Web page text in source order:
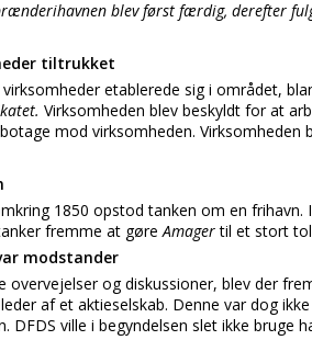
blev først færdig, derefter
tiltrukket
virksomheder etablerede sig i området,
Virksomheden blev beskyldt for at
mod virksomheden.
1850 opstod tanken om en
fremme at gøreAmagertil et stort
modstander
overvejelser og diskussioner, blev der
af et aktieselskab. Denne var dog
DFDS ville i begyndelsen slet ikke bruge